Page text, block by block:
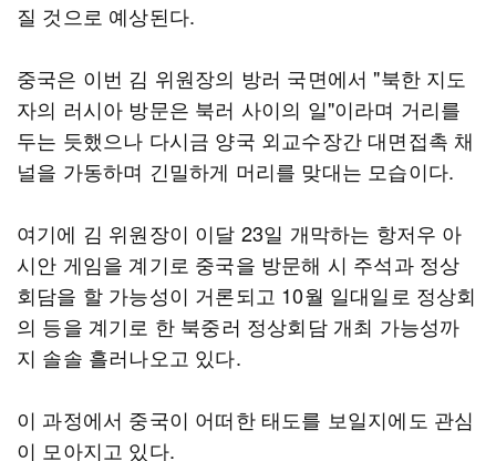
질 것으로 예상된다.
중국은 이번 김 위원장의 방러 국면에서 "북한 지도
자의 러시아 방문은 북러 사이의 일"이라며 거리를
두는 듯했으나 다시금 양국 외교수장간 대면접촉 채
널을 가동하며 긴밀하게 머리를 맞대는 모습이다.
여기에 김 위원장이 이달 23일 개막하는 항저우 아
시안 게임을 계기로 중국을 방문해 시 주석과 정상
회담을 할 가능성이 거론되고 10월 일대일로 정상회
의 등을 계기로 한 북중러 정상회담 개최 가능성까
지 솔솔 흘러나오고 있다.
이 과정에서 중국이 어떠한 태도를 보일지에도 관심
이 모아지고 있다.